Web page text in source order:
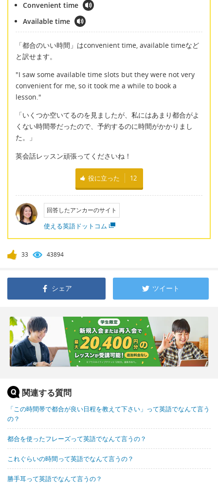
Convenient time
Available time
「都合のいい時間」はconvenient time, available timeなど
と訳せます。
"I saw some available time slots but they were not very
convenient for me, so it took me a while to book a
lesson."
「いくつか空いてるのを見ましたが、私にはあまり都合がよ
くない時間帯だったので、予約するのに時間がかかりまし
た。」
英会話レッスン頑張ってくださいね！
役に立った 12
回答したアンカーのサイト
使える英語ドットコム
33 43894
シェア ツイート
関連する質問
「この時間帯で都合が良い日程を教えて下さい」って英語でなんて言う
の？
都合を使ったフレーズって英語でなんて言うの？
これぐらいの時間って英語でなんて言うの？
勝手耳って英語でなんて言うの？